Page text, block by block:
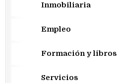
Inmobiliaria
Empleo
Formación y libros
Servicios